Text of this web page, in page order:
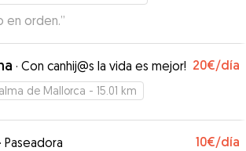
en orden.”
· Con canhij@s la vida es mejor! 20€/día
de Mallorca - 15.01 km
· Paseadora 10€/día